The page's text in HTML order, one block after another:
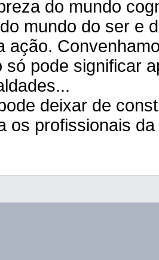
do mundo
mundo do ser e
ação.
só pode significar
deixar de
os profissionais